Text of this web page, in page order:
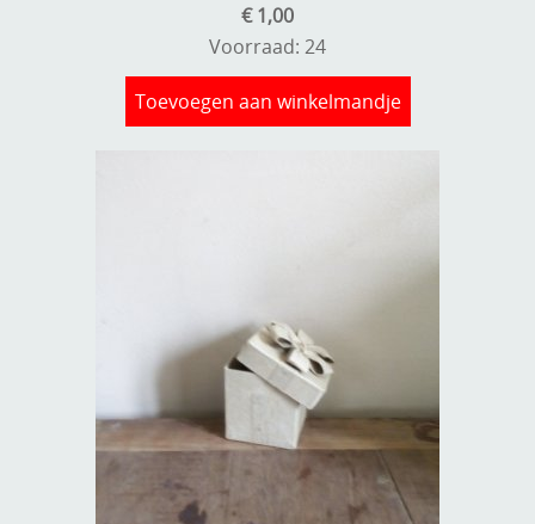
€ 1,00
Voorraad: 24
Toevoegen aan winkelmandje